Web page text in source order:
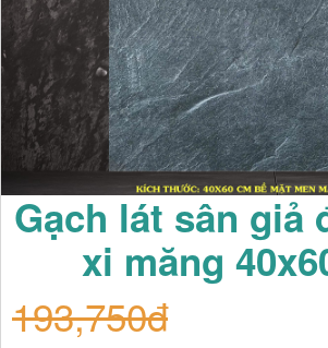
Gạch lát sân giả
xi măng
193,750đ